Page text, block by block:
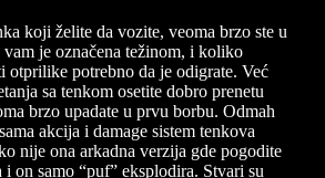
koji želite da vozite, veoma brzo ste u
je označena težinom, i koliko
otprilike potrebno da je odigrate. Već
sa tenkom osetite dobro prenetu
brzo upadate u prvu borbu. Odmah
akcija i damage sistem tenkova
nije ona arkadna verzija gde pogodite
i on samo “puf” eksplodira. Stvari su